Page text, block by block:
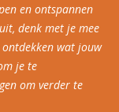
en ontspannen
denk met je mee
wat jouw
je te
om verder te